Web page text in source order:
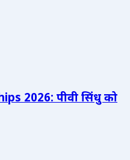
2026: पीवी सिंधु को